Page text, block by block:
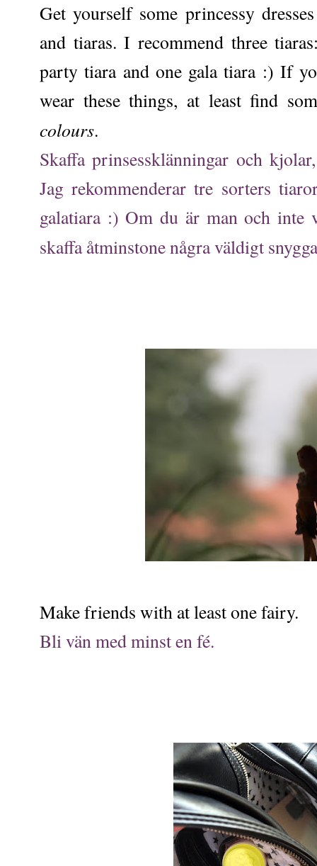
Get yourself some princessy
and tiaras. I recommend three
party tiara and one gala tiara :) If
wear these things, at least find
colours.
Skaffa prinsessklänningar och
Jag rekommenderar tre sorters
galatiara :) Om du är man och inte
skaffa åtminstone några väldigt
Make friends with at least one fairy.
Bli vän med minst en fé.